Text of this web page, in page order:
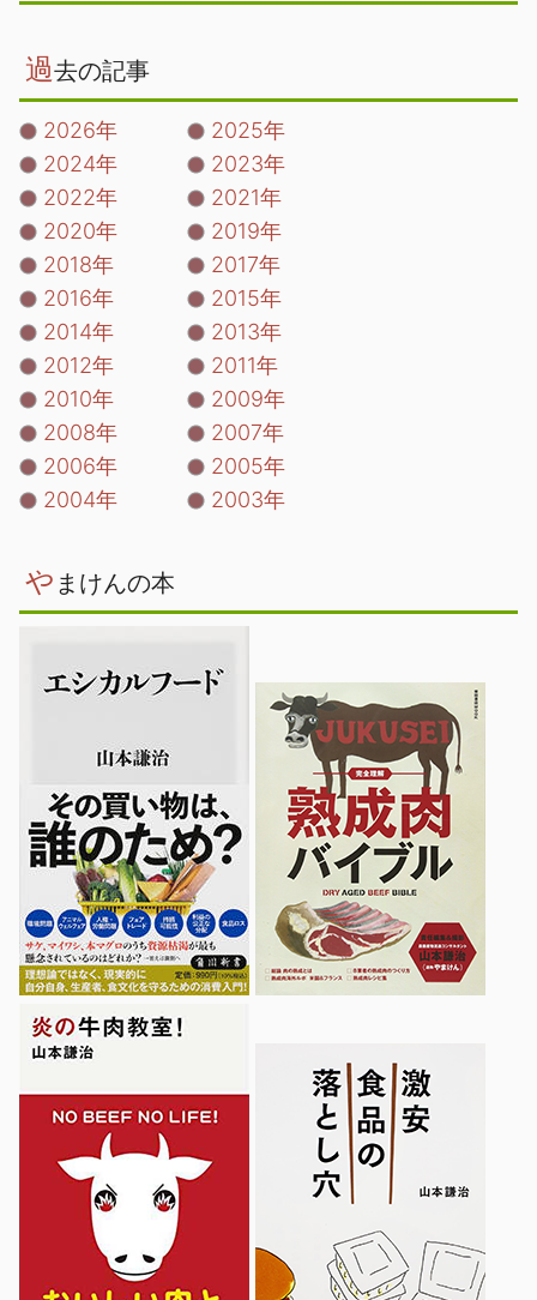
過去の記事
2026年
2025年
2024年
2023年
2022年
2021年
2020年
2019年
2018年
2017年
2016年
2015年
2014年
2013年
2012年
2011年
2010年
2009年
2008年
2007年
2006年
2005年
2004年
2003年
や まけんの本